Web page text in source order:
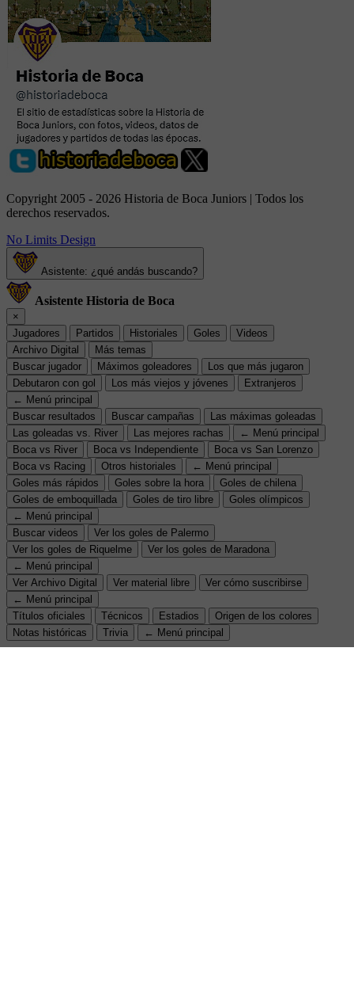
Copyright 2005 - 2026 Historia de Boca Juniors | Todos los
derechos reservados.
No Limits Design
Asistente: ¿qué andás buscando?
Asistente Historia de Boca
×
Jugadores
Partidos Historiales Goles
Videos
Archivo Digital
Más temas
Buscar jugador
Máximos goleadores
Los que más jugaron
Debutaron con gol
Los más viejos y jóvenes
Extranjeros
← Menú principal
Buscar resultados
Buscar campañas
Las máximas goleadas
Las goleadas vs. River
Las mejores rachas
← Menú principal
Boca vs River
Boca vs Independiente
Boca vs San Lorenzo
Boca vs Racing
Otros historiales
← Menú principal
Goles más rápidos
Goles sobre la hora
Goles de chilena
Goles de emboquillada
Goles de tiro libre
Goles olímpicos
← Menú principal
Buscar videos
Ver los goles de Palermo
Ver los goles de Riquelme
Ver los goles de Maradona
← Menú principal
Ver Archivo Digital
Ver material libre
Ver cómo suscribirse
← Menú principal
Títulos oficiales
Técnicos Estadios
Origen de los colores
Notas históricas
Trivia ← Menú principal